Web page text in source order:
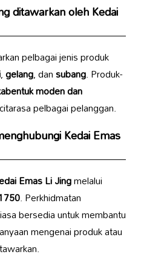
ditawarkan olehKedai
pelbagai jenis produk
,gelang, dansubang. Produk-
moden dan
pelbagai pelanggan.
Kedai Emas
Emas Li Jingmelalui
. Perkhidmatan
bersedia untuk membantu
mengenai produk atau